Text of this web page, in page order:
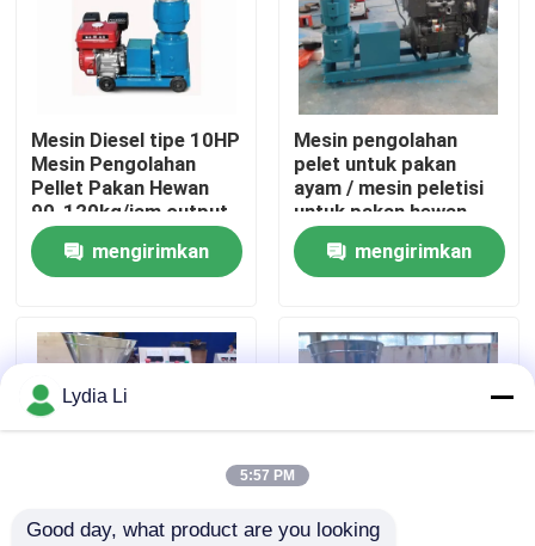
Tentang kita
Wisata pabrik
Kontrol kualitas
Quote request suatu
Pabrik Pelet Kayu
Mesin Diesel tipe 10HP
Mesin Pengolahan
Pellet Pakan Hewan
90-120kg/jam output
Mesin Pembuat Pellet
Pakan mengirimkan
Mesin pengolahan
pelet untuk pakan
ayam / mesin peletisi
untuk pakan hewan
harga / mesin pelet
garis pakanmengirimkan
Lydia Li
5:57 PM
Good day, what product are you looking